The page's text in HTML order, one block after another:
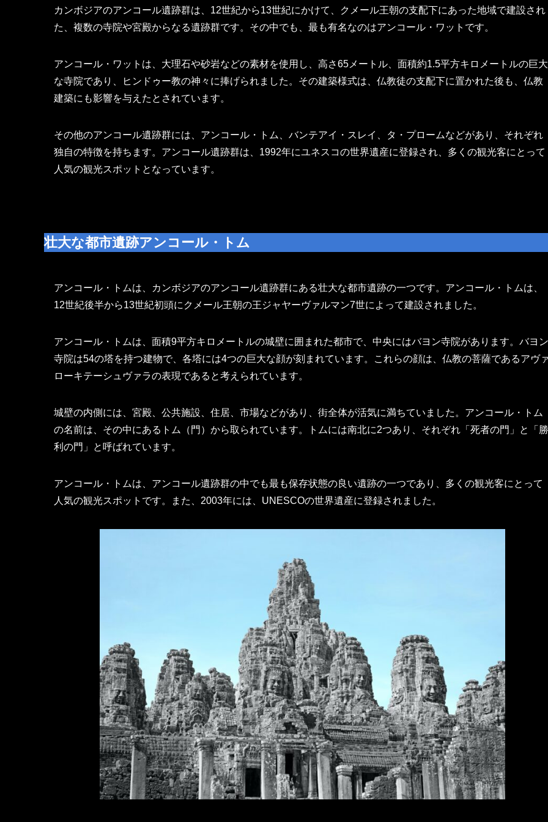
カンボジアのアンコール遺跡群は、12世紀から13世紀にかけて、クメール王朝の支配下にあった地域で建設され
た、複数の寺院や宮殿からなる遺跡群です。その中でも、最も有名なのはアンコール・ワットです。
アンコール・ワットは、大理石や砂岩などの素材を使用し、高さ65メートル、面積約1.5平方キロメートルの巨大
な寺院であり、ヒンドゥー教の神々に捧げられました。その建築様式は、仏教徒の支配下に置かれた後も、仏教
建築にも影響を与えたとされています。
その他のアンコール遺跡群には、アンコール・トム、バンテアイ・スレイ、タ・プロームなどがあり、それぞれ
独自の特徴を持ちます。アンコール遺跡群は、1992年にユネスコの世界遺産に登録され、多くの観光客にとって
人気の観光スポットとなっています。
壮大な都市遺跡アンコール・トム
アンコール・トムは、カンボジアのアンコール遺跡群にある壮大な都市遺跡の一つです。アンコール・トムは、
12世紀後半から13世紀初頭にクメール王朝の王ジャヤーヴァルマン7世によって建設されました。
アンコール・トムは、面積9平方キロメートルの城壁に囲まれた都市で、中央にはバヨン寺院があります。バヨン
寺院は54の塔を持つ建物で、各塔には4つの巨大な顔が刻まれています。これらの顔は、仏教の菩薩であるアヴ
ローキテーシュヴァラの表現であると考えられています。
城壁の内側には、宮殿、公共施設、住居、市場などがあり、街全体が活気に満ちていました。アンコール・トム
の名前は、その中にあるトム（門）から取られています。トムには南北に2つあり、それぞれ「死者の門」と「勝
利の門」と呼ばれています。
アンコール・トムは、アンコール遺跡群の中でも最も保存状態の良い遺跡の一つであり、多くの観光客にとって
人気の観光スポットです。また、2003年には、UNESCOの世界遺産に登録されました。